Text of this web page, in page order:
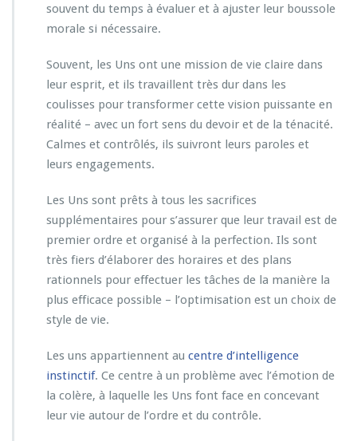
souvent du temps à évaluer et à ajuster leur boussole
morale si nécessaire.
Souvent, les Uns ont une mission de vie claire dans
leur esprit, et ils travaillent très dur dans les
coulisses pour transformer cette vision puissante en
réalité – avec un fort sens du devoir et de la ténacité.
Calmes et contrôlés, ils suivront leurs paroles et
leurs engagements.
Les Uns sont prêts à tous les sacrifices
supplémentaires pour s’assurer que leur travail est de
premier ordre et organisé à la perfection. Ils sont
très fiers d’élaborer des horaires et des plans
rationnels pour effectuer les tâches de la manière la
plus efficace possible – l’optimisation est un choix de
style de vie.
Les uns appartiennent au centre d’intelligence
instinctif. Ce centre à un problème avec l’émotion de
la colère, à laquelle les Uns font face en concevant
leur vie autour de l’ordre et du contrôle.